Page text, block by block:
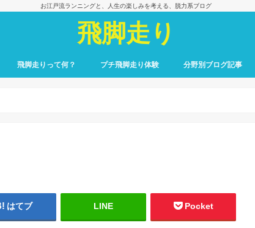
お江戸流ランニングと、人生の楽しみを考える、脱力系ブログ
飛脚走り
飛脚走りって何？ プチ飛脚走り体験 分野別ブログ記事
はてブ LINE Pocket